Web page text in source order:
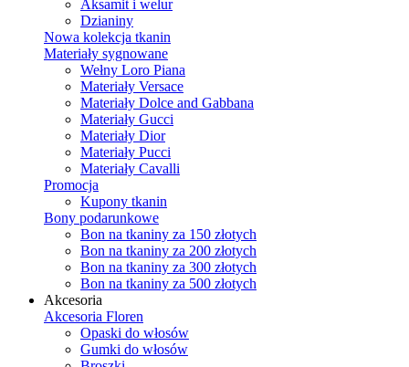
Aksamit i welur
Dzianiny
Nowa kolekcja tkanin
Materiały sygnowane
Wełny Loro Piana
Materiały Versace
Materiały Dolce and Gabbana
Materiały Gucci
Materiały Dior
Materiały Pucci
Materiały Cavalli
Promocja
Kupony tkanin
Bony podarunkowe
Bon na tkaniny za 150 złotych
Bon na tkaniny za 200 złotych
Bon na tkaniny za 300 złotych
Bon na tkaniny za 500 złotych
Akcesoria
Akcesoria Floren
Opaski do włosów
Gumki do włosów